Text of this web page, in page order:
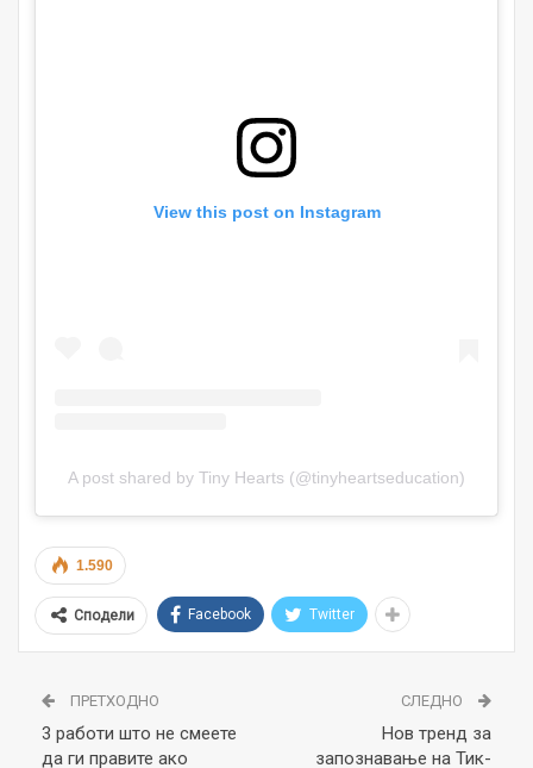
View this post on Instagram
A post shared by Tiny Hearts (@tinyheartseducation)
1.590
Сподели Facebook Twitter
ПРЕТХОДНО
3 работи што не смеете
да ги правите ако
СЛЕДНО
Нов тренд за
запознавање на Тик-